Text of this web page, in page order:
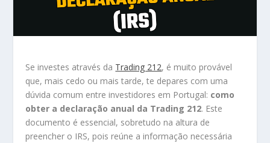
Se investes através da Trading 212, é muito provável
que, mais cedo ou mais tarde, te depares com uma
dúvida comum entre investidores em Portugal: como
obter a declaração anual da Trading 212. Este
documento é essencial, sobretudo na altura de
preencher o IRS, pois reúne a informação necessária